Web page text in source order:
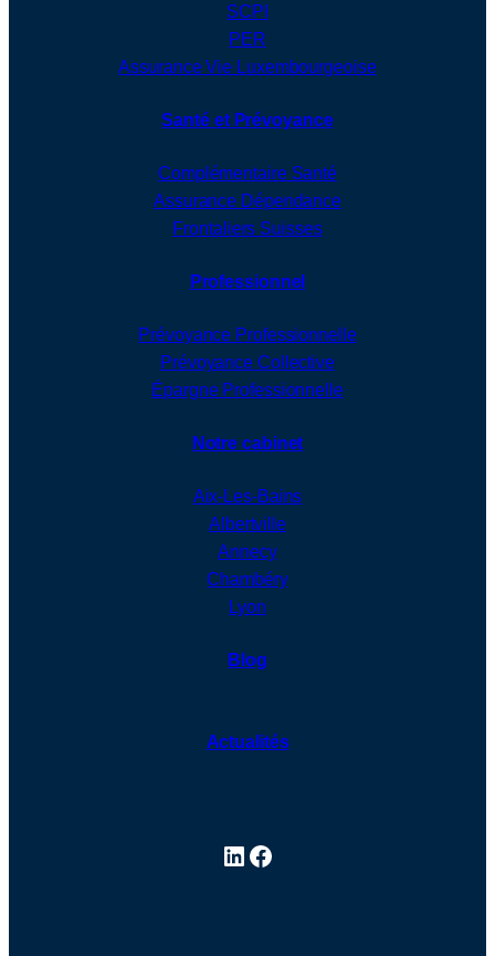
SCPI
PER
Assurance Vie Luxembourgeoise
Santé et Prévoyance
Complémentaire Santé
Assurance Dépendance
Frontaliers Suisses
Professionnel
Prévoyance Professionnelle
Prévoyance Collective
Épargne Professionnelle
Notre cabinet
Aix-Les-Bains
Albertville
Annecy
Chambéry
Lyon
Blog
Actualités